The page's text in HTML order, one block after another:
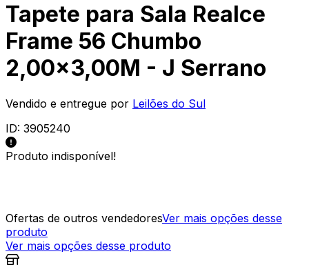
Tapete para Sala Realce
Frame 56 Chumbo
2,00x3,00M - J Serrano
Vendido e entregue por Leilões do Sul
ID: 3905240
Produto indisponível!
Ofertas de outros vendedoresVer mais opções desse
produto
Ver mais opções desse produto